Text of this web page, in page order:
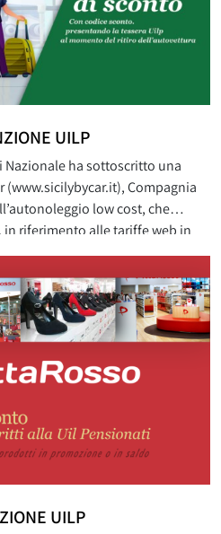
UILP
Nazionale ha sottoscritto una
(www.sicilybycar.it), Compagnia
low cost, che
in riferimento alle tariffe web in
riservato a tutti gli iscritti
è
UILP